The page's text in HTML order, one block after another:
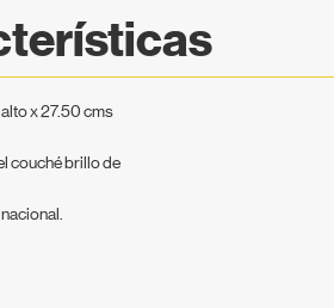
x 27.50 cms
couché brillo de